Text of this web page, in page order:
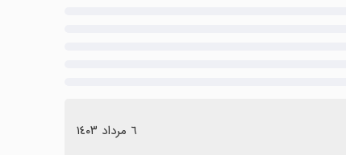
٦ مرداد ١٤٠٣